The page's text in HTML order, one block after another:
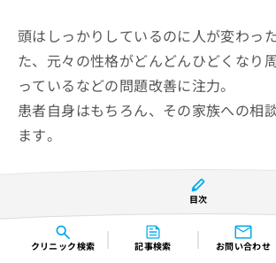
クリニック検索 記事検索 お問い合わせ
頭はしっかりしているのに人が変わっ
た、元々の性格がどんどんひどくなり
っているなどの問題改善に注力。
患者自身はもちろん、その家族への相
ます。
東近江しのはら駅前クリニックの紹介ペ
目次